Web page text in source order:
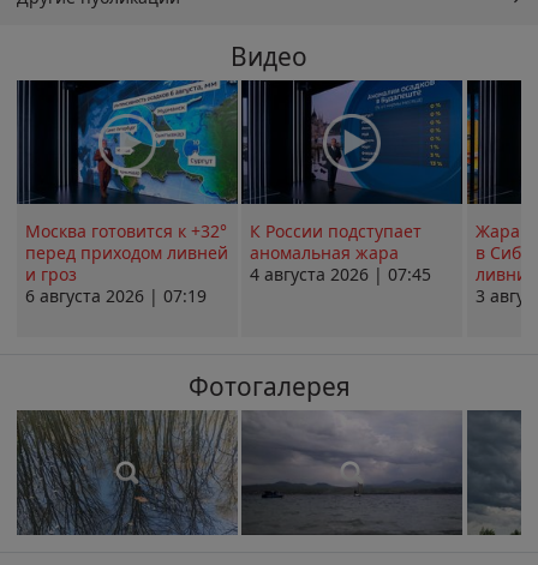
Видео
Москва готовится к +32°
перед приходом ливней
и гроз
6 августа 2026 | 07:19
К России подступает
аномальная жара
4 августа 2026 | 07:45
Жара в
в
ливни
3
Фотогалерея